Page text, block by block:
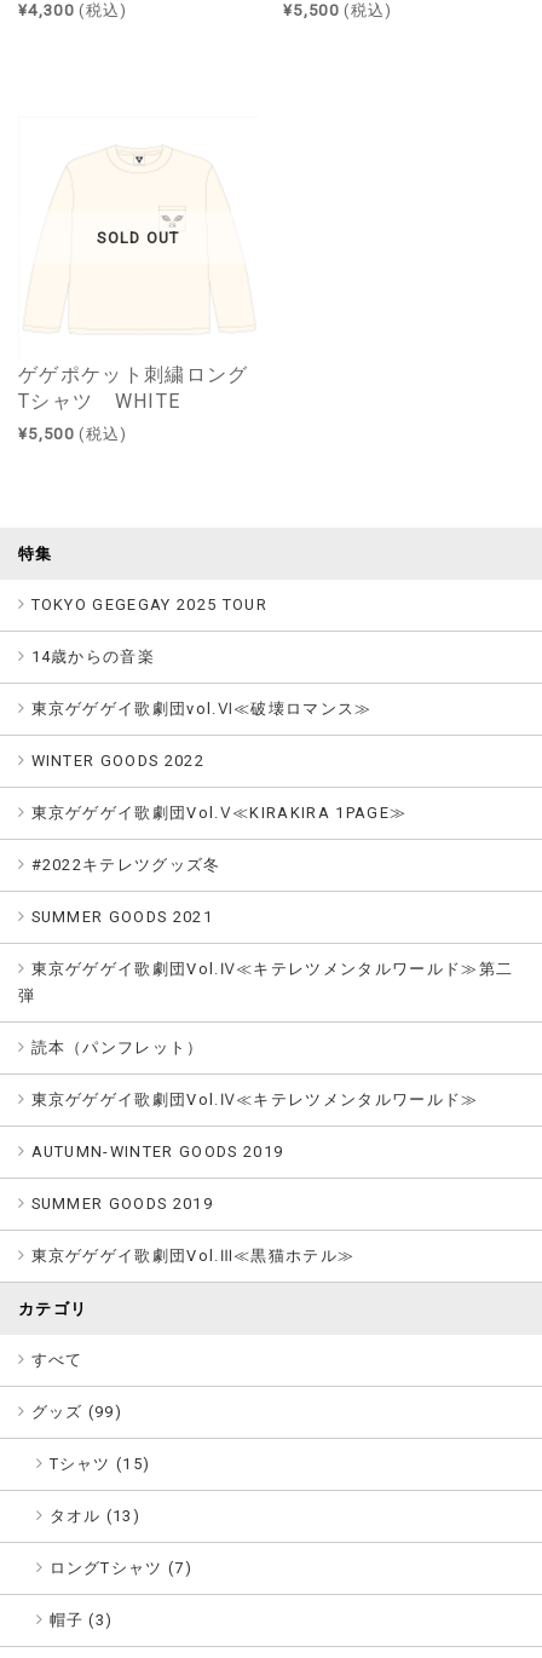
¥4,300 (税込) ¥5,500 (税込)
SOLD OUT
ゲゲポケット刺繍ロング
Tシャツ WHITE
¥5,500 (税込)
特集
TOKYO GEGEGAY 2025 TOUR
14歳からの音楽
東京ゲゲゲイ歌劇団vol.Ⅵ≪破壊ロマンス≫
WINTER GOODS 2022
東京ゲゲゲイ歌劇団Vol.Ⅴ≪KIRAKIRA 1PAGE≫
#2022キテレツグッズ冬
SUMMER GOODS 2021
東京ゲゲゲイ歌劇団Vol.Ⅳ≪キテレツメンタルワールド≫第二
弾
読本（パンフレット）
東京ゲゲゲイ歌劇団Vol.Ⅳ≪キテレツメンタルワールド≫
AUTUMN-WINTER GOODS 2019
SUMMER GOODS 2019
東京ゲゲゲイ歌劇団Vol.Ⅲ≪黒猫ホテル≫
カテゴリ
すべて
グッズ (99)
Tシャツ (15)
タオル (13)
ロングTシャツ (7)
帽子 (3)